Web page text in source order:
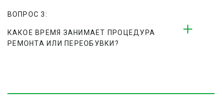
ВОПРОС 3:
КАКОЕ ВРЕМЯ ЗАНИМАЕТ ПРОЦЕДУРА
РЕМОНТА ИЛИ ПЕРЕОБУВКИ?